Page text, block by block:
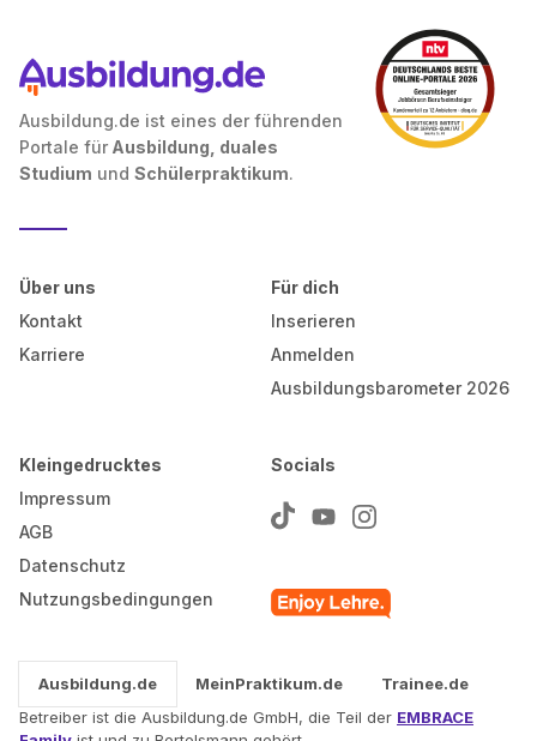
Ausbildung.de ist eines der führenden
Portale für Ausbildung, duales
Studium und Schülerpraktikum.
Über uns
Kontakt
Karriere
Für dich
Inserieren
Anmelden
Ausbildungsbarometer 2026
Kleingedrucktes
Impressum
AGB
Datenschutz
Nutzungsbedingungen
Socials
Ausbildung.de MeinPraktikum.de
Trainee.de
Betreiber ist die Ausbildung.de GmbH, die Teil der EMBRACE